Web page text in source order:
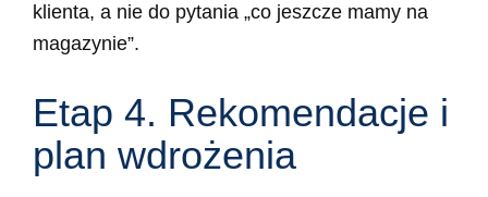
klienta, a nie do pytania „co jeszcze mamy na
magazynie”.
Etap 4. Rekomendacje i
plan wdrożenia